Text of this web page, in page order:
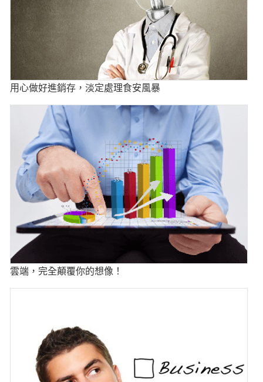
用心做好進銷存，淡定處理食安風暴
雲端，完全顛覆你的想像！